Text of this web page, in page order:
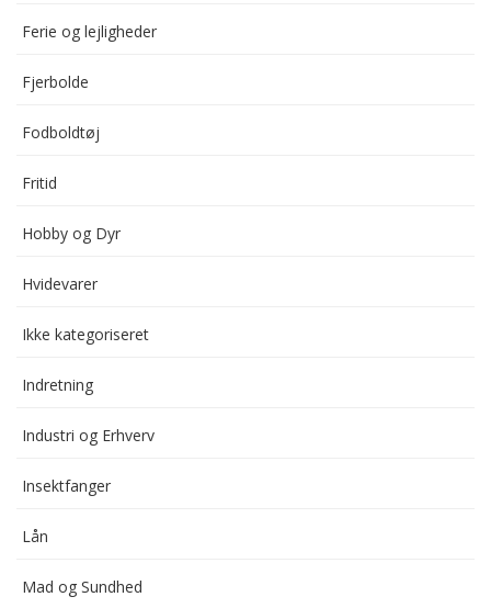
Ferie og lejligheder
Fjerbolde
Fodboldtøj
Fritid
Hobby og Dyr
Hvidevarer
Ikke kategoriseret
Indretning
Industri og Erhverv
Insektfanger
Lån
Mad og Sundhed